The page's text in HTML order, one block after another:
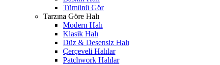
Tümünü Gör
Tarzına Göre Halı
Modern Halı
Klasik Halı
Düz & Desensiz Halı
Çerçeveli Halılar
Patchwork Halılar